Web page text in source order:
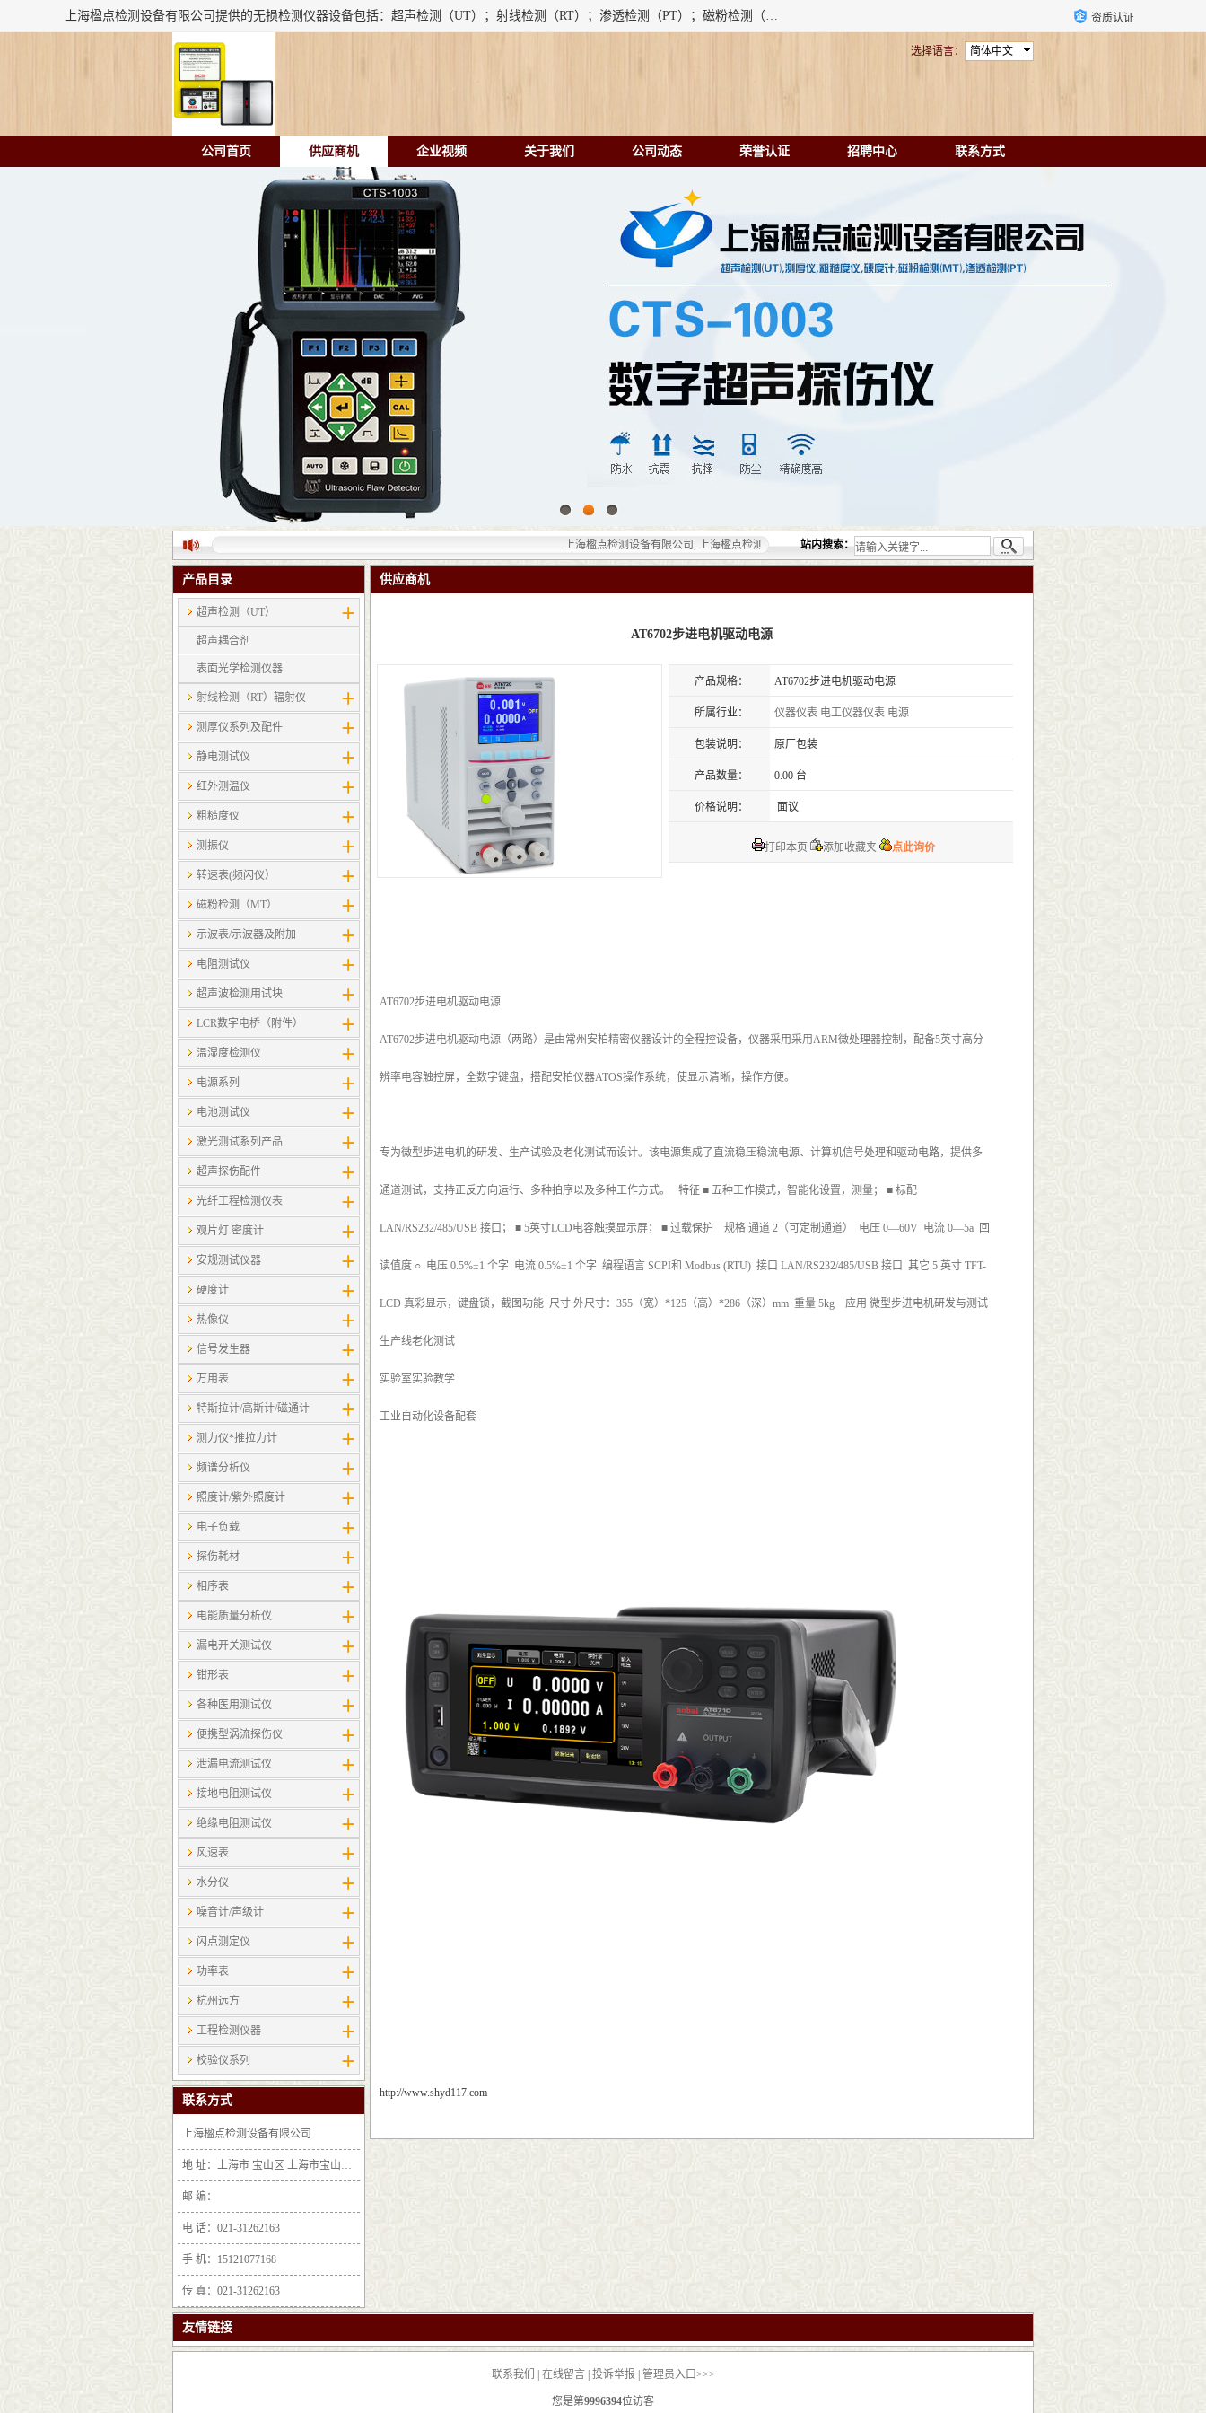
上海楹点检测设备有限公司提供的无损检测仪器设备包括：超声检测（UT）；射线检测（RT）；渗透检测（PT）；磁粉检测（MT）；涡流检测（ET）；化学用品（CH）、超声波相控阵、超声波测厚仪、超声导波、超声TOFD探伤仪、超声波探头、涡流探伤仪、涡流探头、涡流阵列、磁粉探伤机。代理以下品牌：汕超、美国GE(德国KK）、奥林巴斯（Olympus NDT）、美国磁通（Magnaflux）、DAKOTA等； 资质认证
简体中文
选择语言：
公司首页 供应商机 企业视频 关于我们 公司动态 荣誉认证 招聘中心 联系方式
上海楹点检测设备有限公司, 上海楹点检测设备有限公司提供的无损检测仪器设备包括：超声检测（UT）；射线检测（RT）；渗透检测
站内搜索：
产品目录
超声检测（UT）
超声耦合剂
表面光学检测仪器
射线检测（RT）辐射仪
测厚仪系列及配件
静电测试仪
红外测温仪
粗糙度仪
测振仪
转速表(频闪仪）
磁粉检测（MT）
示波表/示波器及附加
电阻测试仪
超声波检测用试块
LCR数字电桥（附件）
温湿度检测仪
电源系列
电池测试仪
激光测试系列产品
超声探伤配件
光纤工程检测仪表
观片灯 密度计
安规测试仪器
硬度计
热像仪
信号发生器
万用表
特斯拉计/高斯计​/磁通计
测力仪*推拉力计
频谱分析仪
照度计/紫外照度计
电子负载
探伤耗材
相序表
电能质量分析仪
漏电开关测试仪
钳形表
各种医用测试仪
便携型涡流探伤仪
泄漏电流测试仪
接地电阻测试仪
绝缘电阻测试仪
风速表
水分仪
噪音计/声级计
闪点测定仪
功率表
杭州远方
工程检测仪器
校验仪系列
联系方式
上海楹点检测设备有限公司
地 址：上海市 宝山区 上海市宝山区沪太路6397号1-2层F25区1011室
邮 编：
电 话：021-31262163
手 机：15121077168
传 真：021-31262163
供应商机
AT6702步进电机驱动电源
产品规格： AT6702步进电机驱动电源
所属行业： 仪器仪表 电工仪器仪表 电源
包装说明： 原厂包装
产品数量： 0.00 台
价格说明： 面议
打印本页 添加收藏夹 点此询价
AT6702步进电机驱动电源
AT6702步进电机驱动电源（两路）是由常州安柏精密仪器设计的全程控设备，仪器采用采用ARM微处理器控制，配备5英寸高分
辨率电容触控屏，全数字键盘，搭配安柏仪器ATOS操作系统，使显示清晰，操作方便。
专为微型步进电机的研发、生产试验及老化测试而设计。该电源集成了直流稳压稳流电源、计算机信号处理和驱动电路，提供多
通道测试，支持正反方向运行、多种拍序以及多种工作方式。 特征 ■ 五种工作模式，智能化设置，测量； ■ 标配
LAN/RS232/485/USB 接口； ■ 5英寸LCD电容触摸显示屏； ■ 过载保护 规格 通道 2（可定制通道） 电压 0—60V 电流 0—5a 回
读值度 ○ 电压 0.5%±1 个字 电流 0.5%±1 个字 编程语言 SCPI和 Modbus (RTU) 接口 LAN/RS232/485/USB 接口 其它 5 英寸 TFT-
LCD 真彩显示，键盘锁，截图功能 尺寸 外尺寸：355（宽）*125（高）*286（深）mm 重量 5kg 应用 微型步进电机研发与测试
生产线老化测试
实验室实验教学
工业自动化设备配套
http://www.shyd117.com
友情链接
联系我们 在线留言| 投诉举报 管理员入口>>>
您是第9996394位访客